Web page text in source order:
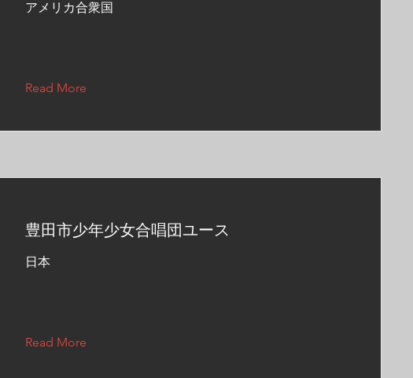
アメリカ合衆国
Read More
豊田市少年少女合唱団ユース
日本
Read More